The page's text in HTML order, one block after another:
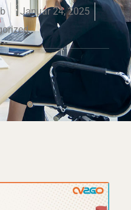
Januar 24, 2025